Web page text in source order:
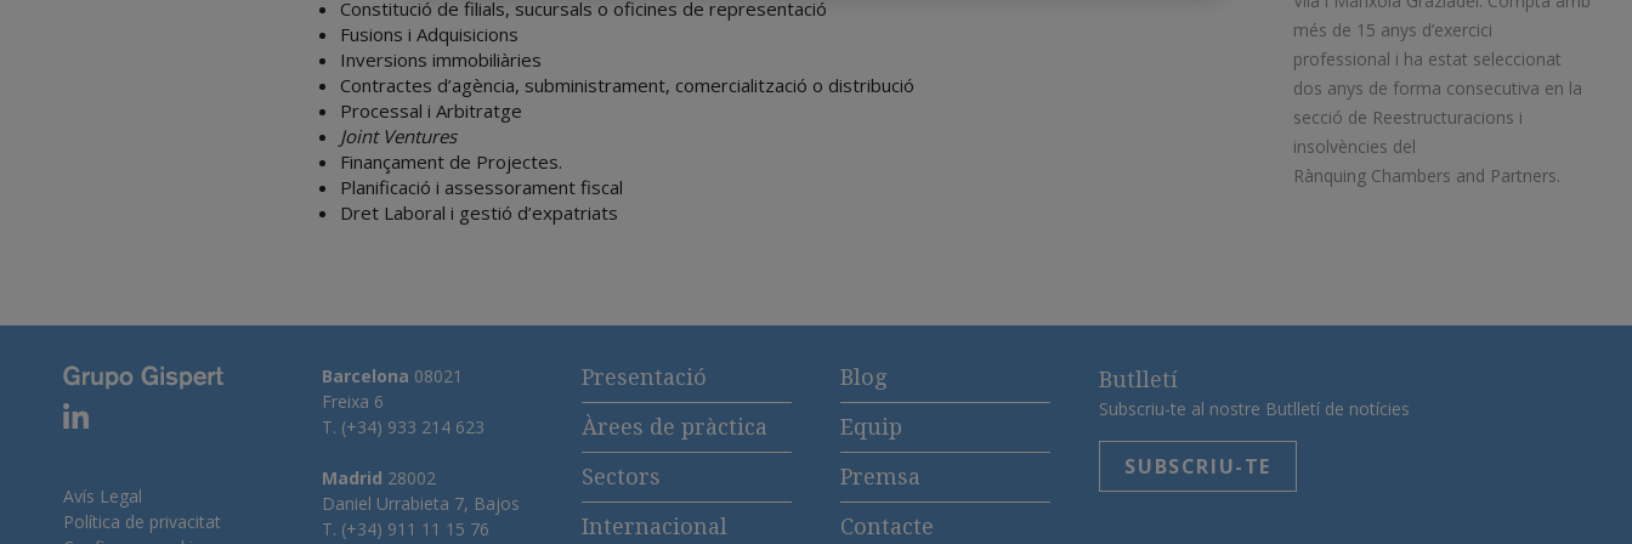
Constitució de filials, sucursals o oficines de representació
Fusions i Adquisicions
Inversions immobiliàries
Contractes d’agència, subministrament, comercialització o distribució
Processal i Arbitratge
Joint Ventures
Finançament de Projectes.
Planificació i assessorament fiscal
Dret Laboral i gestió d’expatriats
més de 15 anys d’exercici
professional i ha estat seleccionat
dos anys de forma consecutiva en la
secció de Reestructuracions i
insolvències del
Rànquing Chambers and Partners.
Avís Legal
Política de privacitat
Barcelona 08021
Freixa 6
T. (+34) 933 214 623
Madrid 28002
Daniel Urrabieta 7, Bajos
T. (+34) 911 11 15 76
Presentació
Àrees de pràctica
Sectors
Internacional
Blog
Equip
Premsa
Contacte
Butlletí
Subscriu-te al nostre Butlletí de notícies
SUBSCRIU-TE